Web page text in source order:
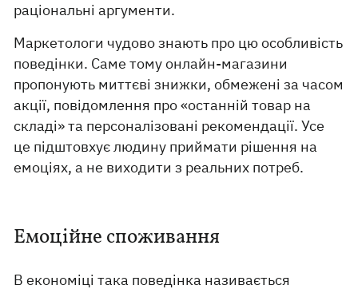
раціональні аргументи.
Маркетологи чудово знають про цю особливість
поведінки. Саме тому онлайн-магазини
пропонують миттєві знижки, обмежені за часом
акції, повідомлення про «останній товар на
складі» та персоналізовані рекомендації. Усе
це підштовхує людину приймати рішення на
емоціях, а не виходити з реальних потреб.
Емоційне споживання
В економіці така поведінка називається